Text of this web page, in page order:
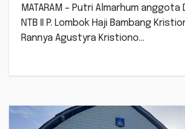
MATARAM – Putri Almarhum anggota
NTB II P. Lombok Haji Bambang
Rannya Agustyra Kristiono…